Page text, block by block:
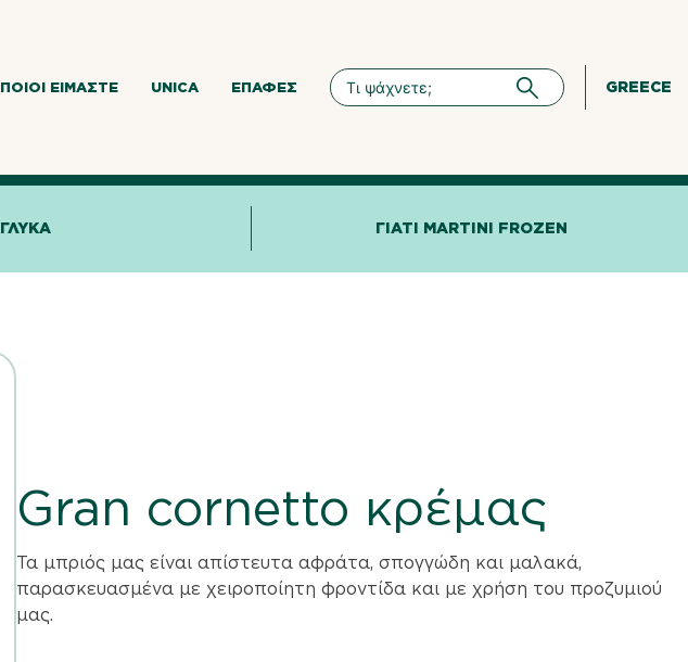
ΠΟΙΟΙ ΕΊΜΑΣΤΕ UNICA ΕΠΑΦΈΣ GREECE
ΓΛΥΚΑ ΓΙΑΤΊ MARTINI FROZEN
Gran cornetto κρέμας
Τα μπριός μας είναι απίστευτα αφράτα, σπογγώδη και μαλακά,
παρασκευασμένα με χειροποίητη φροντίδα και με χρήση του προζυμιού
μας.